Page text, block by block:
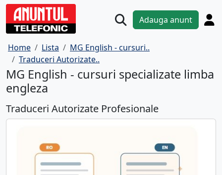
Adauga anunt
Home Lista
MG English - cursuri..
Traduceri Autorizate..
MG English - cursuri specializate limba
engleza
Traduceri Autorizate Profesionale